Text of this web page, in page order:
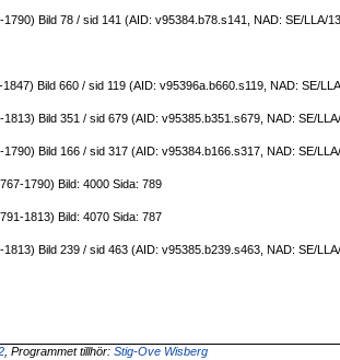
Bild 78 / sid 141 (AID: v95384.b78.s141, NAD: SE/LLA/
Bild 660 / sid 119 (AID: v95396a.b660.s119, NAD: SE/
Bild 351 / sid 679 (AID: v95385.b351.s679, NAD: SE/
Bild 166 / sid 317 (AID: v95384.b166.s317, NAD: SE/
1790) Bild: 4000 Sida: 789
1813) Bild: 4070 Sida: 787
Bild 239 / sid 463 (AID: v95385.b239.s463, NAD: SE/
, Programmet tillhör:Stig-Ove Wisberg